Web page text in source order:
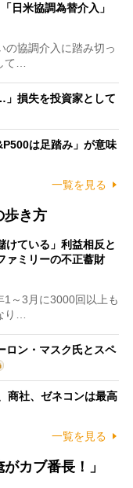
日米協調為替介入」
協調介入に踏み切っ
て…
」損失を投資家として
は足踏み」が意味
一覧を見る
歩き方
けている」利益相反と
ァミリーの不正蓄財
～3月に3000回以上も
り…
ロン・マスク氏とスペ
商社、ゼネコンは最高
一覧を見る
カブ番長！」